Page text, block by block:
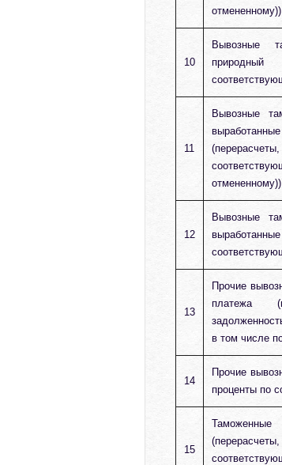
отмененному))
10
Вывозные
11
Вывозные
отмененному))
12
Вывозные
13
Прочие
платежа
в том числе
14
Прочие
проценты по
15